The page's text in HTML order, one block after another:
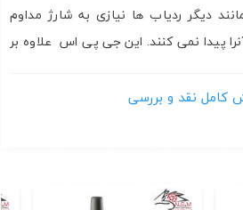
دیگر ردیاب ها نیازی به شارژ مداوم
پیدا نمی کنند. این جی پی اس علاوه بر
و یک نقشه از هر جایی که خودرو در 270 روز گذشته رفته است تهیهکامل نقد و بررسی